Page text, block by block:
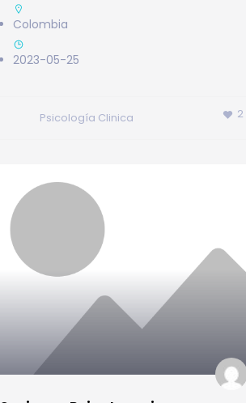
Colombia
2023-05-25
Psicología Clinica 2